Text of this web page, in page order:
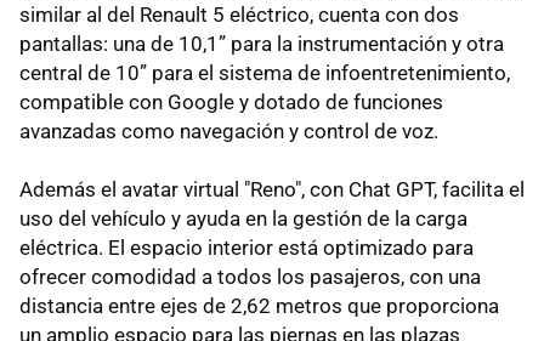
similar al del Renault 5 eléctrico, cuenta con dos
pantallas: una de 10,1” para la instrumentación y otra
central de 10” para el sistema de infoentretenimiento,
compatible con Google y dotado de funciones
avanzadas como navegación y control de voz.
Además el avatar virtual "Reno", con Chat GPT, facilita el
uso del vehículo y ayuda en la gestión de la carga
eléctrica. El espacio interior está optimizado para
ofrecer comodidad a todos los pasajeros, con una
distancia entre ejes de 2,62 metros que proporciona
un amplio espacio para las piernas en las plazas